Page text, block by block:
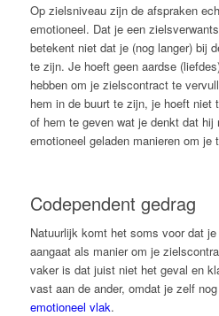
Op zielsniveau zijn de afspraken
emotioneel. Dat je een
betekent niet dat je (nog langer) bij
te zijn. Je hoeft geen aardse
hebben om je zielscontract te
hem in de buurt te zijn, je hoeft niet
of hem te geven wat je denkt dat
emotioneel geladen manieren om je
Codependent gedrag
Natuurlijk komt het soms voor dat
aangaat als manier om je
vaker is dat juist niet het geval en
vast aan de ander, omdat je zelf
emotioneel vlak.